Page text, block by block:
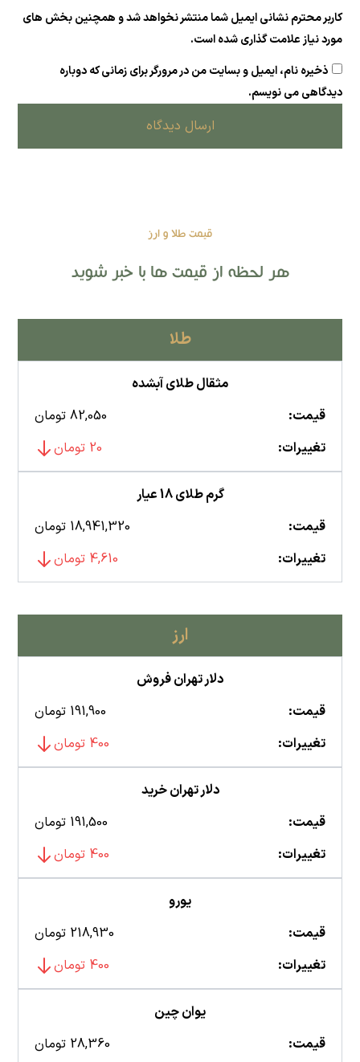
کاربر محترم نشانی ایمیل شما منتشر نخواهد شد و همچنین بخش های
مورد نیاز علامت گذاری شده است.
ذخیره نام، ایمیل و بسایت من در مرورگر برای زمانی که دوباره
دیدگاهی می نویسم.
ارسال دیدگاه
قیمت طلا و ارز
هر لحظه از قیمت ها با خبر شوید
طلا
مثقال طلای آبشده
قیمت:
82,050 تومان
تغییرات:
20 تومان
گرم طلای 18 عیار
قیمت:
18,941,320 تومان
تغییرات:
4,610 تومان
ارز
دلار تهران فروش
قیمت:
191,900 تومان
تغییرات:
400 تومان
دلار تهران خرید
قیمت:
191,500 تومان
تغییرات:
400 تومان
یورو
قیمت:
218,930 تومان
تغییرات:
400 تومان
یوان چین
قیمت:
28,360 تومان